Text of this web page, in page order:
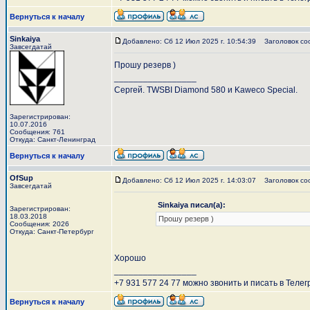
Вернуться к началу
Sinkaiya
Завсегдатай
Зарегистрирован:
10.07.2016
Сообщения: 761
Откуда: Санкт-Ленинград
Добавлено: Сб 12 Июл 2025 г. 10:54:39 Заголовок
Прошу резерв )
Сергей. TWSBI Diamond 580 и Kaweco Special.
Вернуться к началу
OfSup
Завсегдатай
Зарегистрирован:
18.03.2018
Сообщения: 2026
Откуда: Санкт-Петербург
Добавлено: Сб 12 Июл 2025 г. 14:03:07 Заголовок
Sinkaiya писал(а):
Прошу резерв )
Хорошо
+7 931 577 24 77 можно звонить и писать в
Вернуться к началу